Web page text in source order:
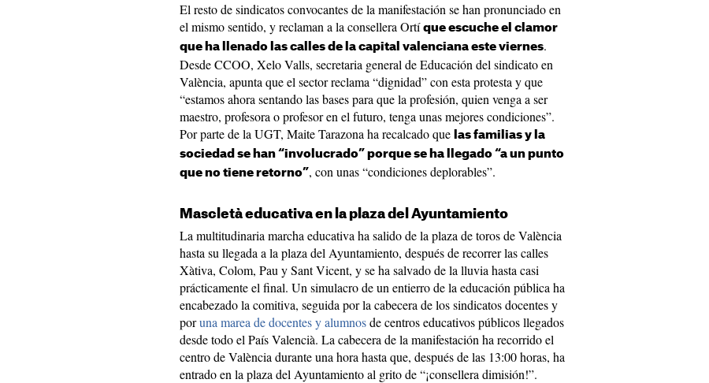
El resto de sindicatos convocantes de la manifestación se han pronunciado en
el mismo sentido, y reclaman a la consellera Ortí que escuche el clamor
que ha llenado las calles de la capital valenciana este viernes.
Desde CCOO, Xelo Valls, secretaria general de Educación del sindicato en
València, apunta que el sector reclama “dignidad” con esta protesta y que
“estamos ahora sentando las bases para que la profesión, quien venga a ser
maestro, profesora o profesor en el futuro, tenga unas mejores condiciones”.
Por parte de la UGT, Maite Tarazona ha recalcado que las familias y la
sociedad se han “involucrado” porque se ha llegado “a un punto
que no tiene retorno”, con unas “condiciones deplorables”.
Mascletà educativa en la plaza del Ayuntamiento
La multitudinaria marcha educativa ha salido de la plaza de toros de València
hasta su llegada a la plaza del Ayuntamiento, después de recorrer las calles
Xàtiva, Colom, Pau y Sant Vicent, y se ha salvado de la lluvia hasta casi
prácticamente el final. Un simulacro de un entierro de la educación pública ha
encabezado la comitiva, seguida por la cabecera de los sindicatos docentes y
poruna marea de docentes y alumnosde centros educativos públicos llegados
desde todo el País Valencià. La cabecera de la manifestación ha recorrido el
centro de València durante una hora hasta que, después de las 13:00 horas, ha
entrado en la plaza del Ayuntamiento al grito de “¡consellera dimisión!”.